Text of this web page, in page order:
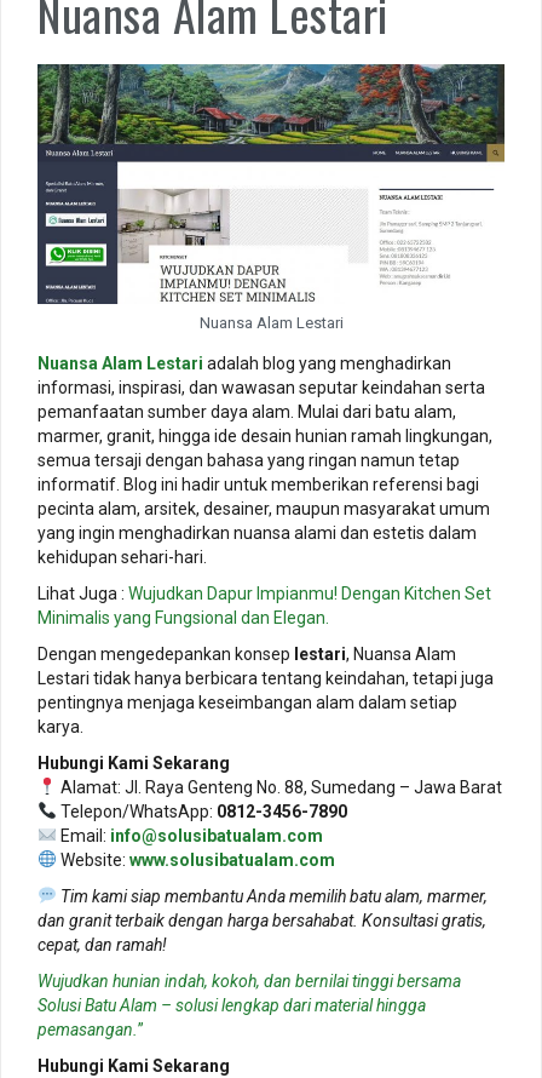
Meja Washtafel Water Fall Mini dari Batu Alam: Elegan dan
Nuansa Alam Lestari
Nuansa Alam Lestari adalah blog yang menghadirkan
informasi, inspirasi, dan wawasan seputar keindahan serta
pemanfaatan sumber daya alam. Mulai dari batu alam,
marmer, granit, hingga ide desain hunian ramah lingkungan,
semua tersaji dengan bahasa yang ringan namun tetap
informatif. Blog ini hadir untuk memberikan referensi bagi
pecinta alam, arsitek, desainer, maupun masyarakat umum
yang ingin menghadirkan nuansa alami dan estetis dalam
kehidupan sehari-hari.
Lihat Juga : Wujudkan Dapur Impianmu! Dengan Kitchen Set
Minimalis yang Fungsional dan Elegan.
Dengan mengedepankan konsep lestari, Nuansa Alam
Lestari tidak hanya berbicara tentang keindahan, tetapi juga
pentingnya menjaga keseimbangan alam dalam setiap
karya.
Hubungi Kami Sekarang
Alamat: Jl. Raya Genteng No. 88, Sumedang – Jawa Barat
Telepon/WhatsApp: 0812-3456-7890
Email: info@solusibatualam.com
Website: www.solusibatualam.com
Tim kami siap membantu Anda memilih batu alam, marmer,
dan granit terbaik dengan harga bersahabat. Konsultasi gratis,
cepat, dan ramah!
Wujudkan hunian indah, kokoh, dan bernilai tinggi bersama
Solusi Batu Alam – solusi lengkap dari material hingga
pemasangan. ”
Hubungi Kami Sekarang